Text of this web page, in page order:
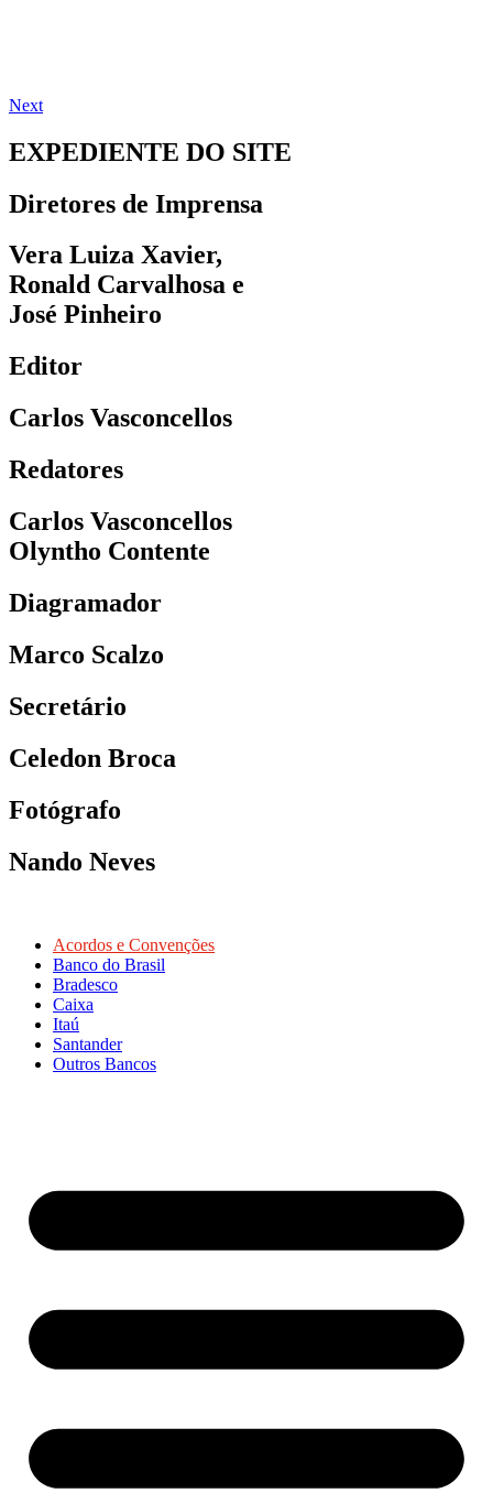
Next
EXPEDIENTE DO SITE
Diretores de Imprensa
Vera Luiza Xavier,
Ronald Carvalhosa e
José Pinheiro
Editor
Carlos Vasconcellos
Redatores
Carlos Vasconcellos
Olyntho Contente
Diagramador
Marco Scalzo
Secretário
Celedon Broca
Fotógrafo
Nando Neves
Acordos e Convenções
Banco do Brasil
Bradesco
Caixa
Itaú
Santander
Outros Bancos